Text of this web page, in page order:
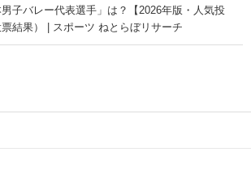
子バレー代表選手」は？【2026年版・人気投
結果） | スポーツ ねとらぼリサーチ